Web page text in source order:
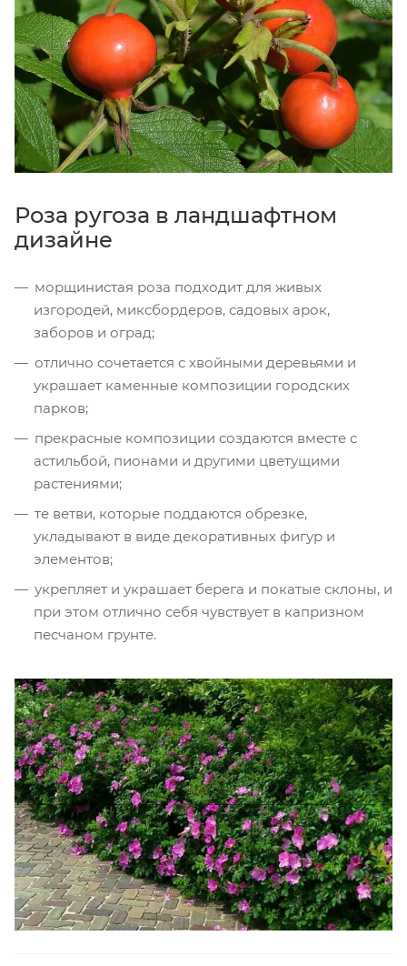
Роза ругоза в ландшафтном
дизайне
морщинистая роза подходит для живых
изгородей, миксбордеров, садовых арок,
заборов и оград;
отлично сочетается с хвойными деревьями и
украшает каменные композиции городских
парков;
прекрасные композиции создаются вместе с
астильбой, пионами и другими цветущими
растениями;
те ветви, которые поддаются обрезке,
укладывают в виде декоративных фигур и
элементов;
укрепляет и украшает берега и покатые склоны, и
при этом отлично себя чувствует в капризном
песчаном грунте.